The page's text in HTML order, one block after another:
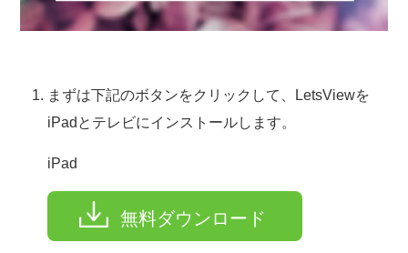
まずは下記のボタンをクリックして、LetsViewを
iPadとテレビにインストールします。
iPad
無料ダウンロード